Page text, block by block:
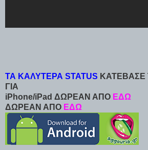
ΤΑ ΚΑΛΥΤΕΡΑ STATUS
ΓΙΑ
iPhone/iPad ΔΩΡΕΑΝ ΑΠΟ ΕΔΩ
ΔΩΡΕΑΝ ΑΠΟ ΕΔΩ